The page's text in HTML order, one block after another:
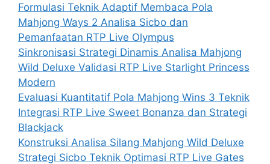
Formulasi Teknik Adaptif Membaca Pola
Mahjong Ways 2 Analisa Sicbo dan
Pemanfaatan RTP Live Olympus
Sinkronisasi Strategi Dinamis Analisa Mahjong
Wild Deluxe Validasi RTP Live Starlight Princess
Modern
Evaluasi Kuantitatif Pola Mahjong Wins 3 Teknik
Integrasi RTP Live Sweet Bonanza dan Strategi
Blackjack
Konstruksi Analisa Silang Mahjong Wild Deluxe
Strategi Sicbo Teknik Optimasi RTP Live Gates